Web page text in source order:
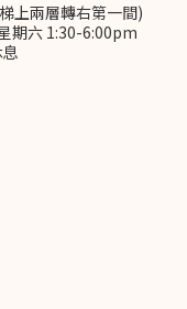
上兩層轉右第一間)
期六 1:30-6:00pm